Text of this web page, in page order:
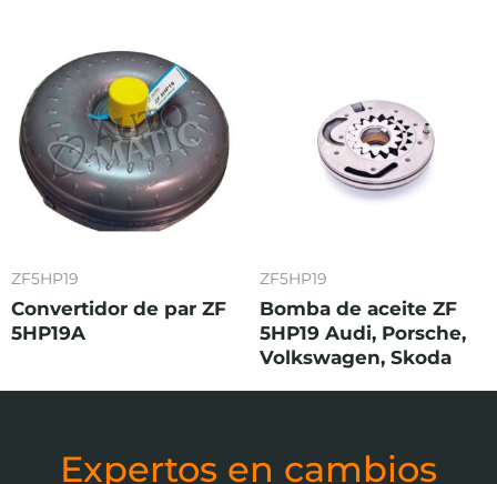
ZF5HP19
Convertidor de par ZF
5HP19A
ZF5HP19
Bomba de aceite ZF
5HP19 Audi, Porsche,
Volkswagen, Skoda
Expertos en cambios